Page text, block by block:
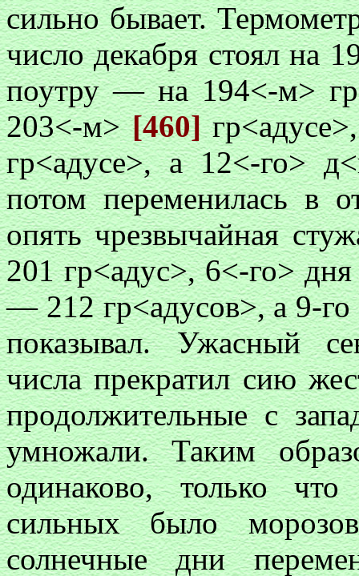
сильно бывает.
число декабря стоял на
поутру — на 194<-м>
203<-м>[460]
гр<адусе>, а 12<-го>
потом переменилась в
опять чрезвычайная
201 гр<адус>, 6<-го>
— 212 гр<адусов>, а 9-
показывал. Ужасный
числа прекратил сию
продолжительные с
умножали. Таким
одинаково, только
сильных было
солнечные дни